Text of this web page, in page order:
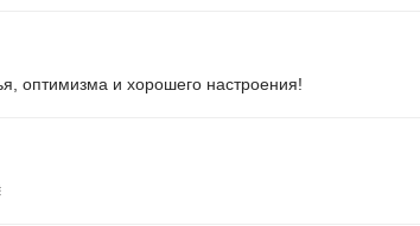
оптимизма и хорошего настроения!